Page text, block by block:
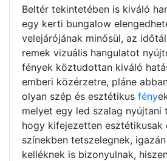
Beltér tekintetében is kiváló
egy kerti bungalow
velejárójának minősül, az
remek vizuális hangulatot
fények köztudottan kiváló
emberi közérzetre, pláne
olyan szép és esztétikus fény
melyet egy led szalag nyújtani
hogy kifejezetten esztétikusak
színekben tetszelegnek,
kelléknek is bizonyulnak,